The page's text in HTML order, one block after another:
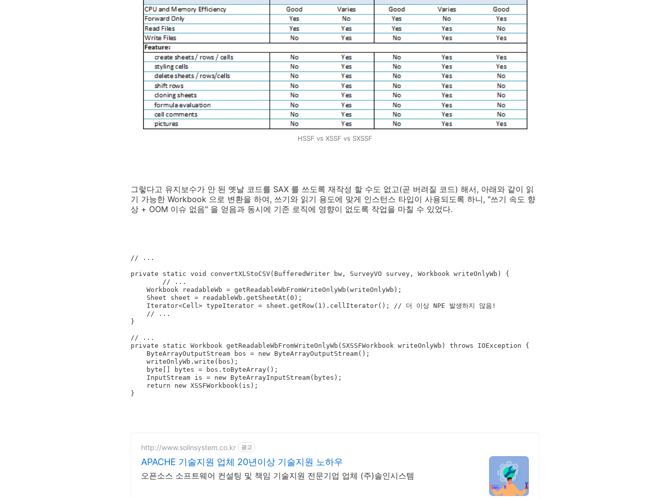
HSSF vs XSSF vs SXSSF
그렇다고 유지보수가 안 된 옛날 코드를 SAX 를 쓰도록 재작성 할 수도 없고(곧 버려질 코드) 해서, 아래와 같이 읽
기 가능한 Workbook 으로 변환을 하여, 쓰기와 읽기 용도에 맞게 인스턴스 타입이 사용되도록 하니, "쓰기 속도 향
상 + OOM 이슈 없음" 을 얻음과 동시에 기존 로직에 영향이 없도록 작업을 마칠 수 있었다.
// ...
private static void convertXLStoCSV(BufferedWriter bw, SurveyVO survey, Workbook writeOnlyWb) {
}
// ...
private static Workbook getReadableWbFromWriteOnlyWb(SXSSFWorkbook writeOnlyWb) throws IOException {
}
http://www.solinsystem.co.kr 광고
APACHE 기술지원 업체 20년이상 기술지원 노하우
오픈소스 소프트웨어 컨설팅 및 책임 기술지원 전문기업 업체 (주)솔인시스템